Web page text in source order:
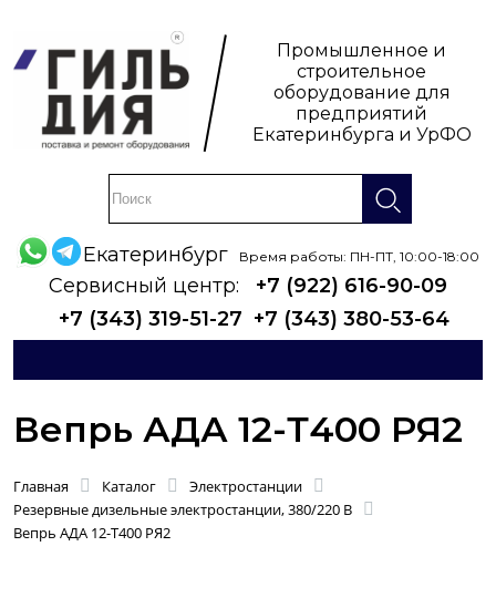
Промышленное и
строительное
оборудование для
предприятий
Екатеринбурга и УрФО
Екатеринбург Время работы: ПН-ПТ, 10:00-18:00
Сервисный центр:
+7 (922) 616-90-09
+7 (343) 319-51-27 +7 (343) 380-53-64
Вепрь АДА 12-Т400 РЯ2
Главная Каталог
Электростанции
Резервные дизельные электростанции, 380/220 В
Вепрь АДА 12-Т400 РЯ2